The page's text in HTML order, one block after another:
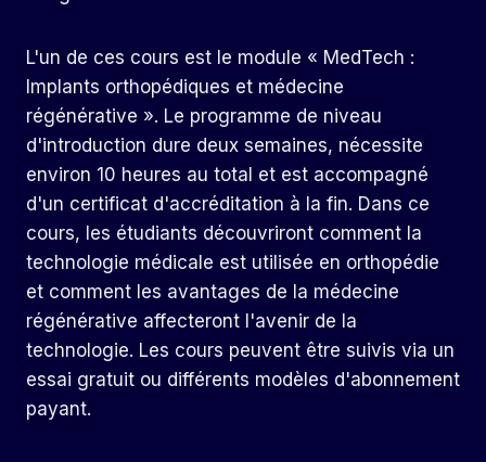
L'un de ces cours est le module « MedTech :
Implants orthopédiques et médecine
régénérative ». Le programme de niveau
d'introduction dure deux semaines, nécessite
environ 10 heures au total et est accompagné
d'un certificat d'accréditation à la fin. Dans ce
cours, les étudiants découvriront comment la
technologie médicale est utilisée en orthopédie
et comment les avantages de la médecine
régénérative affecteront l'avenir de la
technologie. Les cours peuvent être suivis via un
essai gratuit ou différents modèles d'abonnement
payant.